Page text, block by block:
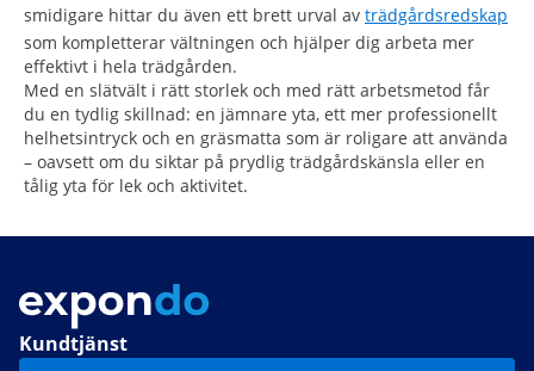
smidigare hittar du även ett brett urval av trädgårdsredskap
som kompletterar vältningen och hjälper dig arbeta mer
effektivt i hela trädgården.
Med en slätvält i rätt storlek och med rätt arbetsmetod får
du en tydlig skillnad: en jämnare yta, ett mer professionellt
helhetsintryck och en gräsmatta som är roligare att använda
– oavsett om du siktar på prydlig trädgårdskänsla eller en
tålig yta för lek och aktivitet.
Kundtjänst